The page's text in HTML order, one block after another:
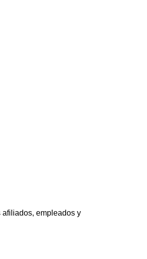
afiliados, empleados y